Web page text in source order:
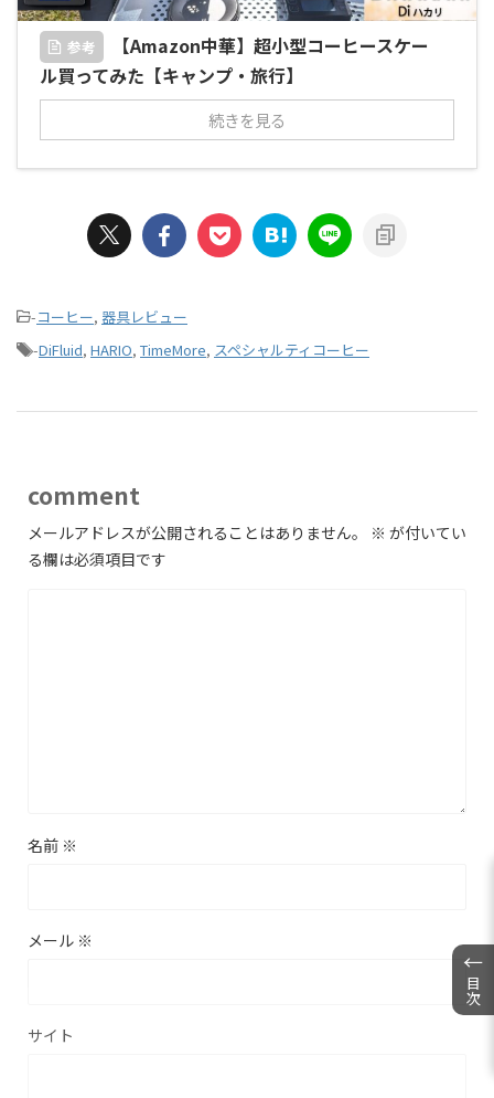
参考
【Amazon中華】超小型コーヒースケー
ル買ってみた【キャンプ・旅行】
続きを見る
-コーヒー, 器具レビュー
-DiFluid, HARIO, TimeMore, スペシャルティコーヒー
comment
メールアドレスが公開されることはありません。 ※ が付いてい
る欄は必須項目です
名前 ※
メール ※
サイト
←
目次